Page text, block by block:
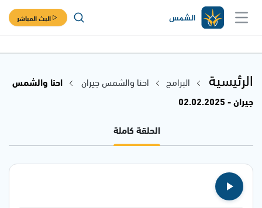
البث المباشر
الرئيسية البرامج احنا والشمس جيران
احنا والشمس
جيران - 02.02.2025
الحلقة كاملة